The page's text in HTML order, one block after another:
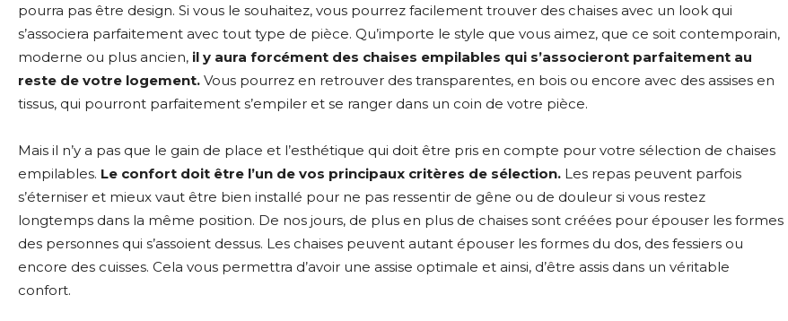
pourra pas être design. Si vous le souhaitez, vous pourrez facilement trouver des chaises avec un look qui
s’associera parfaitement avec tout type de pièce. Qu’importe le style que vous aimez, que ce soit contemporain,
moderne ou plus ancien, il y aura forcément des chaises empilables qui s’associeront parfaitement au
reste de votre logement. Vous pourrez en retrouver des transparentes, en bois ou encore avec des assises en
tissus, qui pourront parfaitement s’empiler et se ranger dans un coin de votre pièce.
Mais il n’y a pas que le gain de place et l’esthétique qui doit être pris en compte pour votre sélection de chaises
empilables. Le confort doit être l’un de vos principaux critères de sélection. Les repas peuvent parfois
s’éterniser et mieux vaut être bien installé pour ne pas ressentir de gêne ou de douleur si vous restez
longtemps dans la même position. De nos jours, de plus en plus de chaises sont créées pour épouser les formes
des personnes qui s’assoient dessus. Les chaises peuvent autant épouser les formes du dos, des fessiers ou
encore des cuisses. Cela vous permettra d’avoir une assise optimale et ainsi, d’être assis dans un véritable
confort.